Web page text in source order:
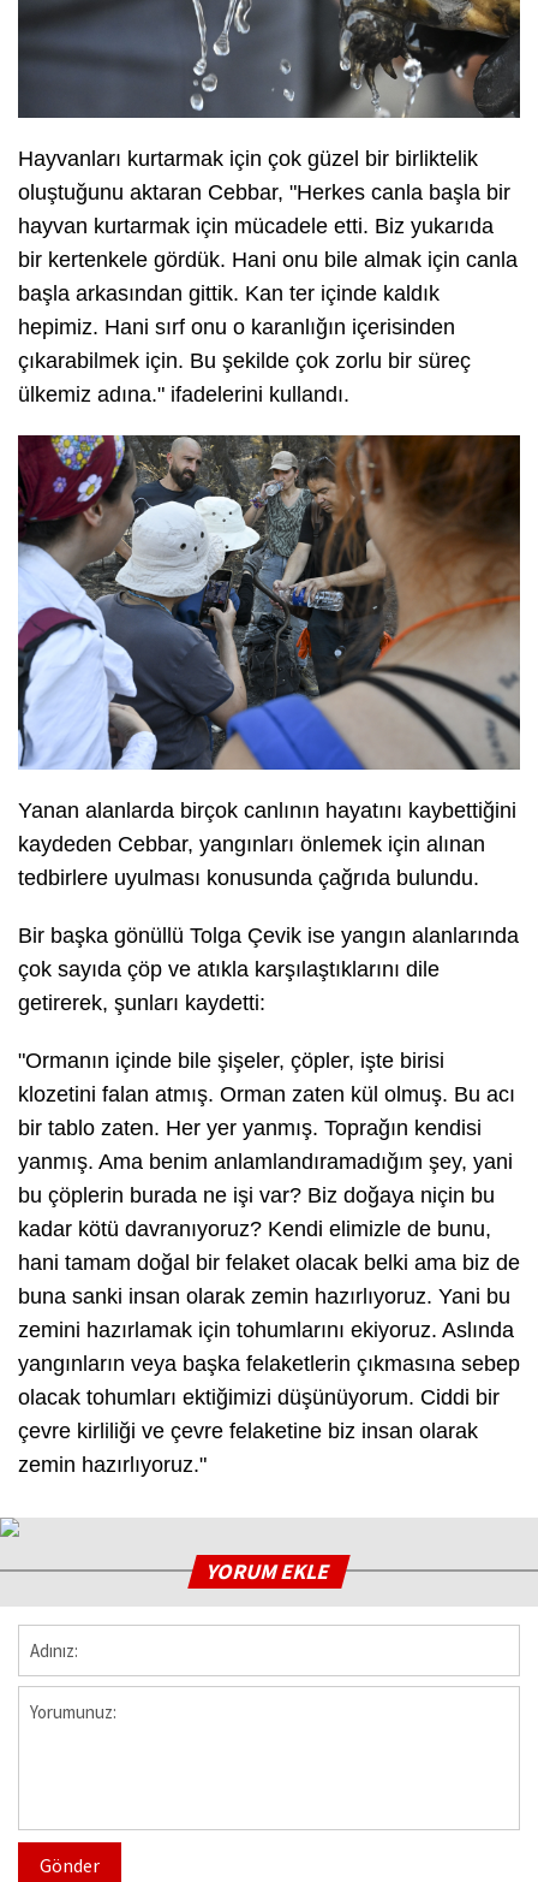
Hayvanları kurtarmak için çok güzel bir birliktelik
oluştuğunu aktaran Cebbar, "Herkes canla başla bir
hayvan kurtarmak için mücadele etti. Biz yukarıda
bir kertenkele gördük. Hani onu bile almak için canla
başla arkasından gittik. Kan ter içinde kaldık
hepimiz. Hani sırf onu o karanlığın içerisinden
çıkarabilmek için. Bu şekilde çok zorlu bir süreç
ülkemiz adına." ifadelerini kullandı.
Yanan alanlarda birçok canlının hayatını kaybettiğini
kaydeden Cebbar, yangınları önlemek için alınan
tedbirlere uyulması konusunda çağrıda bulundu.
Bir başka gönüllü Tolga Çevik ise yangın alanlarında
çok sayıda çöp ve atıkla karşılaştıklarını dile
getirerek, şunları kaydetti:
"Ormanın içinde bile şişeler, çöpler, işte birisi
klozetini falan atmış. Orman zaten kül olmuş. Bu acı
bir tablo zaten. Her yer yanmış. Toprağın kendisi
yanmış. Ama benim anlamlandıramadığım şey, yani
bu çöplerin burada ne işi var? Biz doğaya niçin bu
kadar kötü davranıyoruz? Kendi elimizle de bunu,
hani tamam doğal bir felaket olacak belki ama biz de
buna sanki insan olarak zemin hazırlıyoruz. Yani bu
zemini hazırlamak için tohumlarını ekiyoruz. Aslında
yangınların veya başka felaketlerin çıkmasına sebep
olacak tohumları ektiğimizi düşünüyorum. Ciddi bir
çevre kirliliği ve çevre felaketine biz insan olarak
zemin hazırlıyoruz."
YORUM EKLE
Gönder